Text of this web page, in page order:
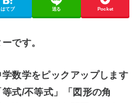
はてブ 送る Pocket
です。
数学をピックアップします
式/不等式」「図形の角